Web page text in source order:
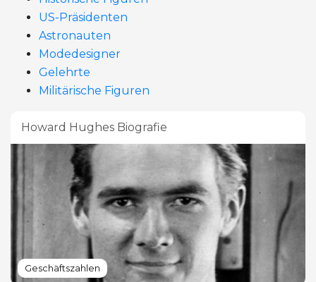
US-Präsidenten
Astronauten
Modedesigner
Gelehrte
Militärische Figuren
Howard Hughes Biografie
Geschäftszahlen